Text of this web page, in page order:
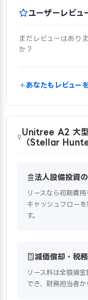
ユーザーレビュ
まだレビューはあり
か？
あなたもレビュー
Unitree A2 大型
（Stellar
法人設備投資
リースなら初期費
キャッシュフロー
す。
減価償却・税
リース料は全額損
でき、財務担当者か